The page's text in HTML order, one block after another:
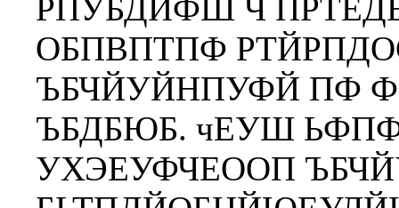
РПУБДЙФШ Ч
ОБПВПТПФ
ЪБЧЙУЙНПУФЙ ПФ
ЪБДБЮБ. чЕУШ
УХЭЕУФЧЕООП